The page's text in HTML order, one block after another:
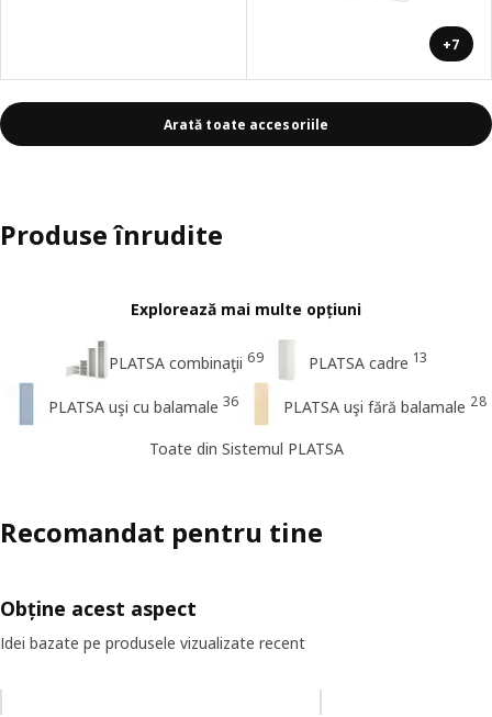
+7
Arată toate accesoriile
Produse înrudite
Explorează mai multe opțiuni
PLATSA combinaţii 69 PLATSA cadre 13
PLATSA uşi cu balamale 36 PLATSA uşi fără balamale 28
Toate din Sistemul PLATSA
Recomandat pentru tine
Obține acest aspect
Idei bazate pe produsele vizualizate recent